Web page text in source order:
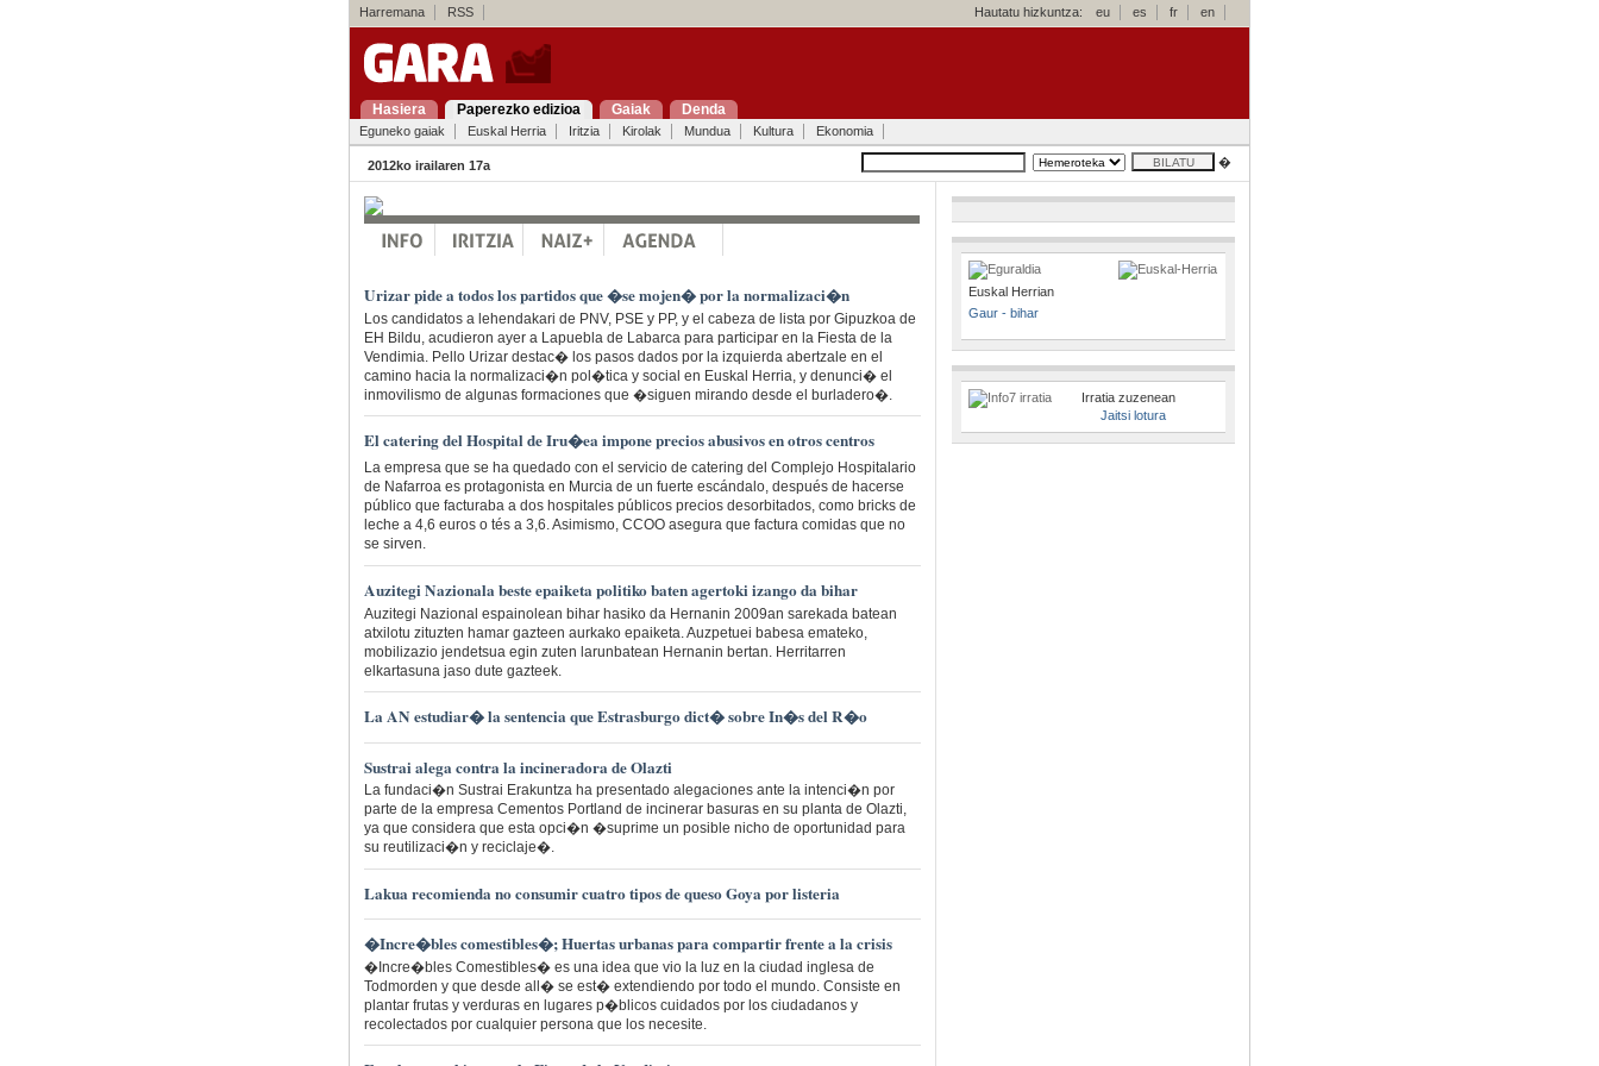
Harremana RSS Hautatu hizkuntza: eu es fr en
Hasiera Paperezko edizioa Gaiak Denda
Eguneko gaiak Euskal Herria Iritzia Kirolak Mundua Kultura Ekonomia
2012ko irailaren 17a �
Urizar pide a todos los partidos que �se mojen� por la normalizaci�n
Los candidatos a lehendakari de PNV, PSE y PP, y el cabeza de lista por Gipuzkoa de
EH Bildu, acudieron ayer a Lapuebla de Labarca para participar en la Fiesta de la
Vendimia. Pello Urizar destac� los pasos dados por la izquierda abertzale en el
camino hacia la normalizaci�n pol�tica y social en Euskal Herria, y denunci� el
inmovilismo de algunas formaciones que �siguen mirando desde el burladero�.
El catering del Hospital de Iru�ea impone precios abusivos en otros centros
La empresa que se ha quedado con el servicio de catering del Complejo Hospitalario
de Nafarroa es protagonista en Murcia de un fuerte escándalo, después de hacerse
público que facturaba a dos hospitales públicos precios desorbitados, como bricks de
leche a 4,6 euros o tés a 3,6. Asimismo, CCOO asegura que factura comidas que no
se sirven.
Auzitegi Nazionala beste epaiketa politiko baten agertoki izango da bihar
Auzitegi Nazional espainolean bihar hasiko da Hernanin 2009an sarekada batean
atxilotu zituzten hamar gazteen aurkako epaiketa. Auzpetuei babesa emateko,
mobilizazio jendetsua egin zuten larunbatean Hernanin bertan. Herritarren
elkartasuna jaso dute gazteek.
La AN estudiar� la sentencia que Estrasburgo dict� sobre In�s del R�o
Sustrai alega contra la incineradora de Olazti
La fundaci�n Sustrai Erakuntza ha presentado alegaciones ante la intenci�n por
parte de la empresa Cementos Portland de incinerar basuras en su planta de Olazti,
ya que considera que esta opci�n �suprime un posible nicho de oportunidad para
su reutilizaci�n y reciclaje�.
Lakua recomienda no consumir cuatro tipos de queso Goya por listeria
�Incre�bles comestibles�; Huertas urbanas para compartir frente a la crisis
�Incre�bles Comestibles� es una idea que vio la luz en la ciudad inglesa de
Todmorden y que desde all� se est� extendiendo por todo el mundo. Consiste en
plantar frutas y verduras en lugares p�blicos cuidados por los ciudadanos y
recolectados por cualquier persona que los necesite.
Euskal Herrian
Gaur - bihar
Irratia zuzenean
Jaitsi lotura